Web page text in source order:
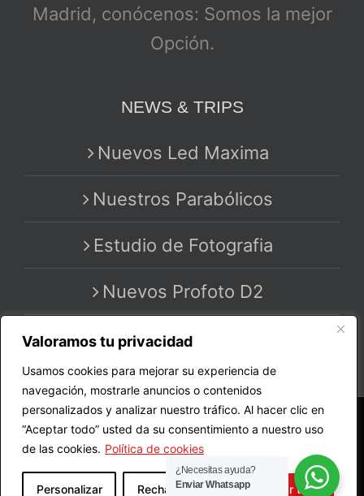
Valoramos tu privacidad
Usamos cookies para mejorar su experiencia de
navegación, mostrarle anuncios o contenidos
personalizados y analizar nuestro tráfico. Al hacer clic en
“Aceptar todo” usted da su consentimiento a nuestro uso
de las cookies. Política de cookies
Personalizar Rechazar todo Aceptar todo
Madrid, conócenos: Somos la mejor
Opción.
NEWS & TRIPS
Nuevos Led Maxima
Nuestros Parabólicos
Estudio de Fotografia
Nuevos Profoto D2
Copyright 2020 - 2025 | All Rights Reserved | by
MASTER PRO STUDIO
¿Necesitas ayuda?
Enviar Whatsapp